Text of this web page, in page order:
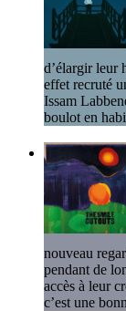
d’élargir leur
effet recruté
Issam
boulot en
nouveau
pendant de
accès à leur
c’est une